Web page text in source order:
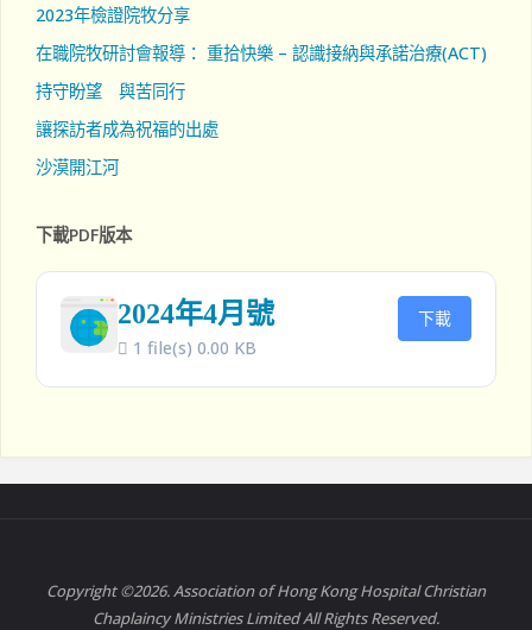
2023年檢證院牧分享
在職院牧研討會報導： 重拾快樂 – 認識接納與承諾治療(ACT)
持守盼望 與苦同行
讓探訪者成為祝福的出處
沙漠開江河
下載PDF版本
2024年4月號
1 file(s) 0.00 KB
下載
Copyright ©2026. Association of Hong Kong Hospital Christian
Chaplaincy Ministries Limited All Rights Reserved.